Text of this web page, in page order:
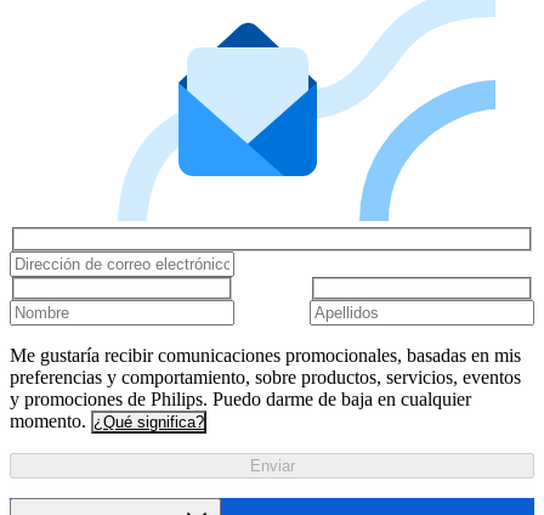
Me gustaría recibir comunicaciones promocionales, basadas en mis
preferencias y comportamiento, sobre productos, servicios, eventos
y promociones de Philips. Puedo darme de baja en cualquier
momento. ¿Qué significa?
Enviar